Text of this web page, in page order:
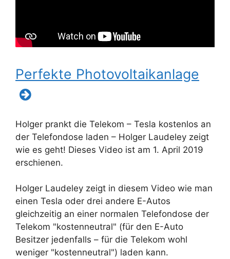
Perfekte Photovoltaikanlage
Holger prankt die Telekom – Tesla kostenlos an
der Telefondose laden – Holger Laudeley zeigt
wie es geht! Dieses Video ist am 1. April 2019
erschienen.
Holger Laudeley zeigt in diesem Video wie man
einen Tesla oder drei andere E-Autos
gleichzeitig an einer normalen Telefondose der
Telekom "kostenneutral" (für den E-Auto
Besitzer jedenfalls – für die Telekom wohl
weniger "kostenneutral") laden kann.